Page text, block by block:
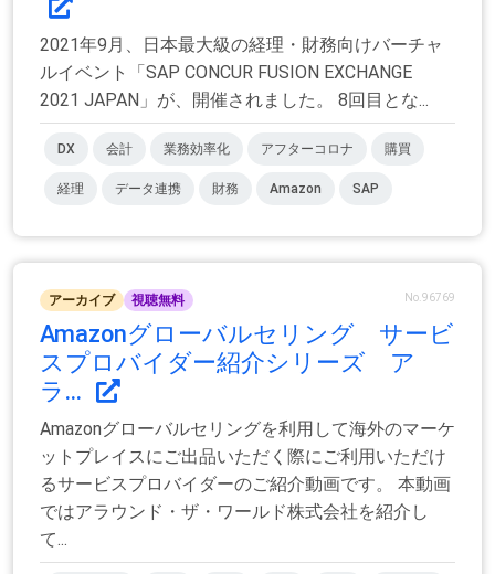
2021年9月、日本最大級の経理・財務向けバーチャ
ルイベント「SAP CONCUR FUSION EXCHANGE
2021 JAPAN」が、開催されました。 8回目とな...
DX 会計 業務効率化 アフターコロナ 購買
経理 データ連携 財務 Amazon SAP
アーカイブ 視聴無料 No.96769
Amazonグローバルセリング サービ
スプロバイダー紹介シリーズ ア
ラ...
Amazonグローバルセリングを利用して海外のマーケ
ットプレイスにご出品いただく際にご利用いただけ
るサービスプロバイダーのご紹介動画です。 本動画
ではアラウンド・ザ・ワールド株式会社を紹介し
て...